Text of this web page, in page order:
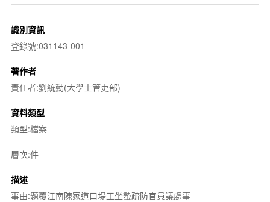
識別資訊
登錄號:031143-001
著作者
責任者:劉統勳(大學士管吏部)
資料類型
類型:檔案
層次:件
描述
事由:題覆江南陳家道口堤工坐蟄疏防官員議處事